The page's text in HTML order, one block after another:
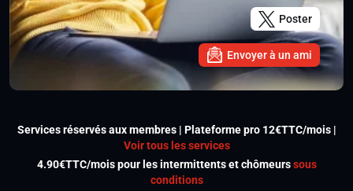
Poster
Envoyer à un ami
Services réservés aux membres | Plateforme pro 12€TTC/mois |
Voir tous les services
4.90€TTC/mois pour les intermittents et chômeurssous
conditions